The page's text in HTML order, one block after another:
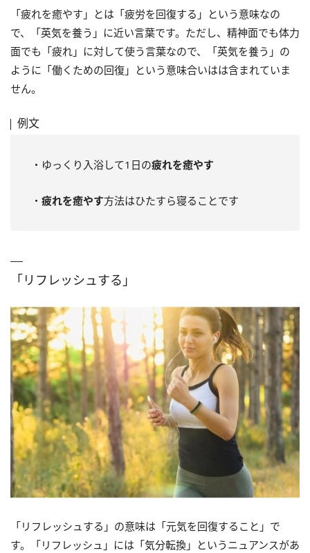
「疲れを癒やす」とは「疲労を回復する」という意味なの
で、「英気を養う」に近い言葉です。ただし、精神面でも体力
面でも「疲れ」に対して使う言葉なので、「英気を養う」の
ように「働くための回復」という意味合いはは含まれていま
せん。
例文
・ゆっくり入浴して1日の疲れを癒やす
・ 疲れを癒やす方法はひたすら寝ることです
「リフレッシュする」
「リフレッシュする」の意味は「元気を回復すること」で
す。「リフレッシュ」には「気分転換」というニュアンスがあ